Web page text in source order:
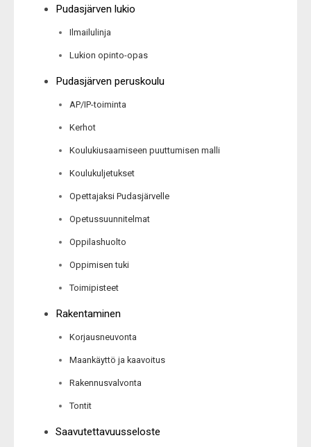
Pudasjärven lukio
Ilmailulinja
Lukion opinto-opas
Pudasjärven peruskoulu
AP/IP-toiminta
Kerhot
Koulukiusaamiseen puuttumisen malli
Koulukuljetukset
Opettajaksi Pudasjärvelle
Opetussuunnitelmat
Oppilashuolto
Oppimisen tuki
Toimipisteet
Rakentaminen
Korjausneuvonta
Maankäyttö ja kaavoitus
Rakennusvalvonta
Tontit
Saavutettavuusseloste